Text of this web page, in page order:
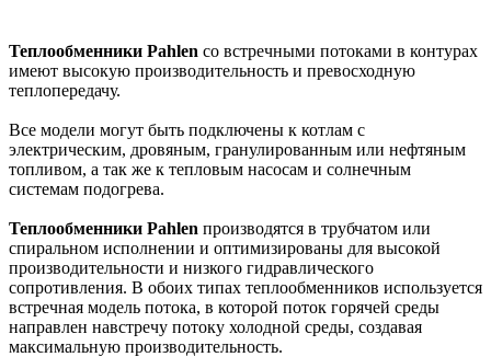
Теплообменники Pahlen со встречными потоками в контурах
имеют высокую производительность и превосходную
теплопередачу.
Все модели могут быть подключены к котлам с
электрическим, дровяным, гранулированным или нефтяным
топливом, а так же к тепловым насосам и солнечным
системам подогрева.
Теплообменники Pahlen производятся в трубчатом или
спиральном исполнении и оптимизированы для высокой
производительности и низкого гидравлического
сопротивления. В обоих типах теплообменников используется
встречная модель потока, в которой поток горячей среды
направлен навстречу потоку холодной среды, создавая
максимальную производительность.